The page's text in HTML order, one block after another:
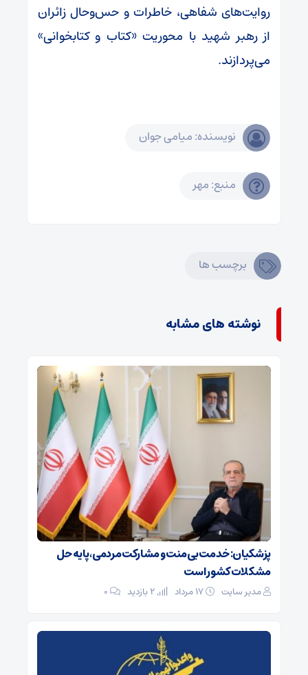
روایت‌های شفاهی، خاطرات و حس‌وحال زائران
از رهبر شهید با محوریت «کتاب و کتابخوانی»
می‌پردازند.
نویسنده: میامی جوان
منبع: مهر
برچسب ها
نوشته های مشابه
پزشکیان: خدمت بی‌منت و مشارکت مردمی، پایه حل
مشکلات کشور است
مدیر سایت ۰